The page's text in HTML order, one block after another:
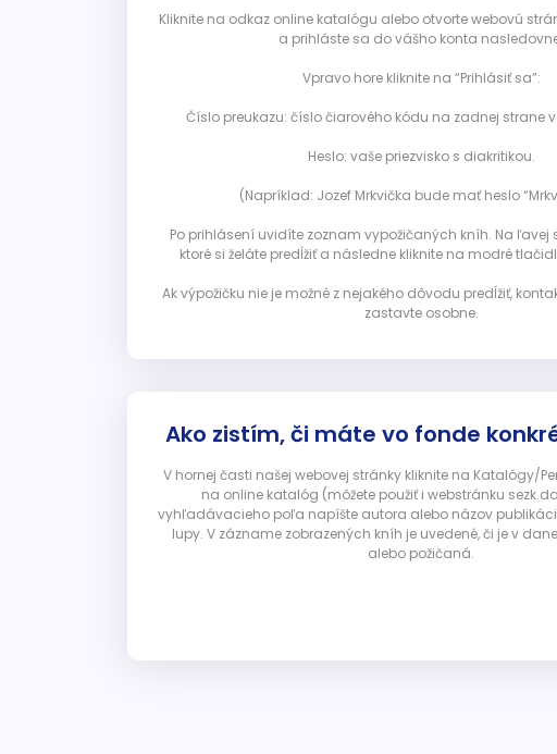
Kliknite na odkaz online katalógu alebo otvorte webovú
a prihláste sa do vášho konta
Vpravo hore kliknite na “Prihlásiť sa”:
Číslo preukazu: číslo čiarového kódu na zadnej strane
Heslo: vaše priezvisko s diakritikou.
(Napríklad: Jozef Mrkvička bude mať heslo
Po prihlásení uvidíte zoznam vypožičaných kníh. Na ľavej
ktoré si želáte predĺžiť a následne kliknite na modré
Ak výpožičku nie je možné z nejakého dôvodu predĺžiť,
zastavte osobne.
Ako zistím, či máte vo fonde
V hornej časti našej webovej stránky kliknite na Katalógy/
na online katalóg (môžete použiť i webstránku
vyhľadávacieho poľa napíšte autora alebo názov
lupy. V zázname zobrazených kníh je uvedené, či je v
alebo požičaná.